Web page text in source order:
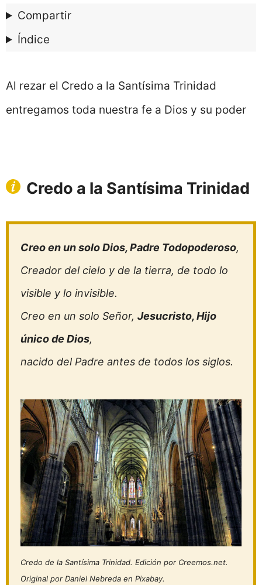
Compartir
Índice
Al rezar el Credo a la Santísima Trinidad
entregamos toda nuestra fe a Dios y su poder
Credo a la Santísima Trinidad
Creo en un solo Dios, Padre Todopoderoso,
Creador del cielo y de la tierra, de todo lo
visible y lo invisible.
Creo en un solo Señor, Jesucristo, Hijo
único de Dios,
nacido del Padre antes de todos los siglos.
Credo de la Santísima Trinidad. Edición por Creemos.net.
Original por Daniel Nebreda en Pixabay.